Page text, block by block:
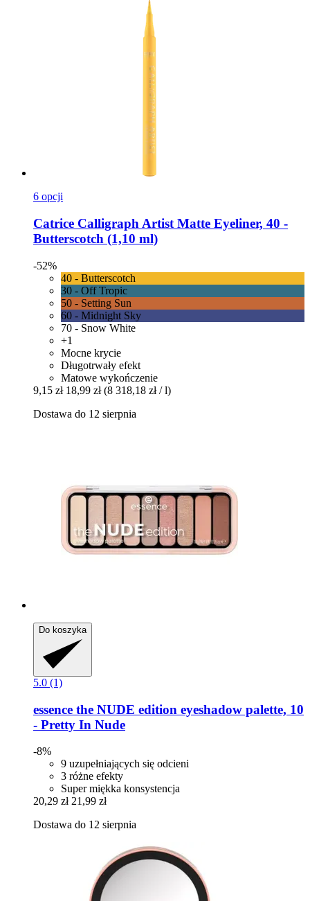
6 opcji
Catrice Calligraph Artist Matte Eyeliner, 40 -​
Butterscotch (1,10 ml)
-52%
40 - Butterscotch
30 - Off Tropic
50 - Setting Sun
60 - Midnight Sky
70 - Snow White
+1
Mocne krycie
Długotrwały efekt
Matowe wykończenie
9,15 zł 18,99 zł (8 318,18 zł / l)
Dostawa do 12 sierpnia
Do koszyka
5.0 (1)
essence the NUDE edition eyeshadow palette, 10
-​ Pretty In Nude
-8%
9 uzupełniających się odcieni
3 różne efekty
Super miękka konsystencja
20,29 zł 21,99 zł
Dostawa do 12 sierpnia